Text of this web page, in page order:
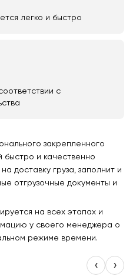
легко и быстро
с
закрепленного
и качественно
доставку груза, заполнит и
отгрузочные документы и
на всех этапах и
у своего менеджера о
режиме времени.
‹ ›